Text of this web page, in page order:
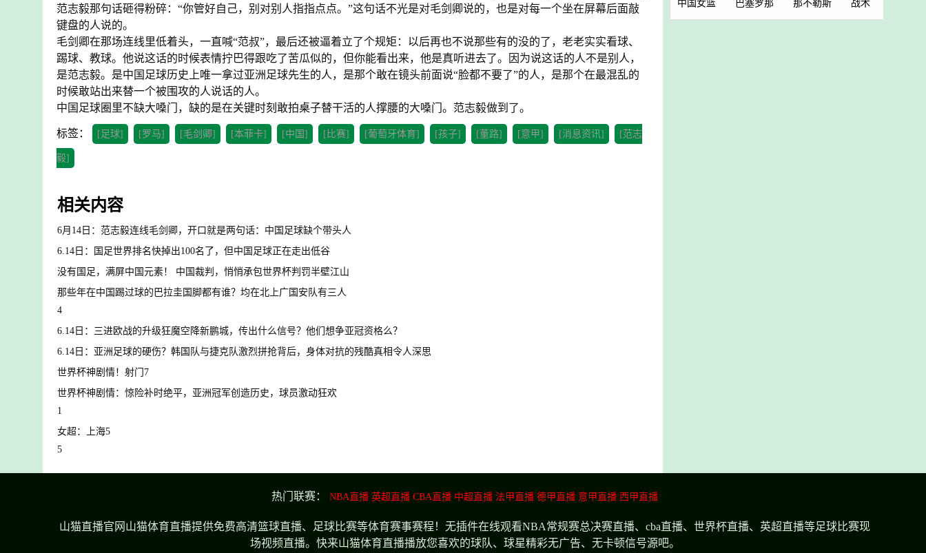
范志毅那句话砸得粉碎：“你管好自己，别对别人指指点点。”这句话不光是对毛剑卿说的，也是对每一个坐在屏幕后面敲
键盘的人说的。
毛剑卿在那场连线里低着头，一直喊“范叔”，最后还被逼着立了个规矩：以后再也不说那些有的没的了，老老实实看球、
踢球、教球。他说这话的时候表情拧巴得跟吃了苦瓜似的，但你能看出来，他是真听进去了。因为说这话的人不是别人，
是范志毅。是中国足球历史上唯一拿过亚洲足球先生的人，是那个敢在镜头前面说“脸都不要了”的人，是那个在最混乱的
时候敢站出来替一个被围攻的人说话的人。
中国足球圈里不缺大嗓门，缺的是在关键时刻敢拍桌子替干活的人撑腰的大嗓门。范志毅做到了。
标签： [足球] [罗马] [毛剑卿] [本菲卡] [中国] [比赛] [葡萄牙体育] [孩子] [董路] [意甲] [消息资讯] [范志
毅]
相关内容
6月14日：范志毅连线毛剑卿，开口就是两句话：中国足球缺个带头人
6.14日：国足世界排名快掉出100名了，但中国足球正在走出低谷
没有国足，满屏中国元素！ 中国裁判，悄悄承包世界杯判罚半壁江山
那些年在中国踢过球的巴拉圭国脚都有谁？均在北上广国安队有三人
4
6.14日：三进欧战的升级狂魔空降新鹏城，传出什么信号？他们想争亚冠资格么？
6.14日：亚洲足球的硬伤？韩国队与捷克队激烈拼抢背后，身体对抗的残酷真相令人深思
世界杯神剧情！射门7
世界杯神剧情：惊险补时绝平，亚洲冠军创造历史，球员激动狂欢
1
女超：上海5
5
中国女篮 巴塞罗那 那不勒斯 战术
热门联赛： NBA直播 英超直播 CBA直播 中超直播 法甲直播 德甲直播 意甲直播 西甲直播
山猫直播官网山猫体育直播提供免费高清篮球直播、足球比赛等体育赛事赛程！无插件在线观看NBA常规赛总决赛直播、cba直播、世界杯直播、英超直播等足球比赛现
场视频直播。快来山猫体育直播播放您喜欢的球队、球星精彩无广告、无卡顿信号源吧。